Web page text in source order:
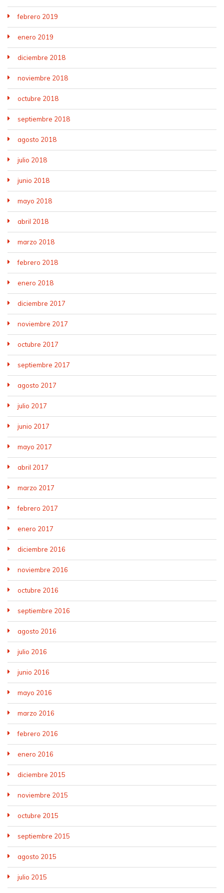
febrero 2019
enero 2019
diciembre 2018
noviembre 2018
octubre 2018
septiembre 2018
agosto 2018
julio 2018
junio 2018
mayo 2018
abril 2018
marzo 2018
febrero 2018
enero 2018
diciembre 2017
noviembre 2017
octubre 2017
septiembre 2017
agosto 2017
julio 2017
junio 2017
mayo 2017
abril 2017
marzo 2017
febrero 2017
enero 2017
diciembre 2016
noviembre 2016
octubre 2016
septiembre 2016
agosto 2016
julio 2016
junio 2016
mayo 2016
marzo 2016
febrero 2016
enero 2016
diciembre 2015
noviembre 2015
octubre 2015
septiembre 2015
agosto 2015
julio 2015